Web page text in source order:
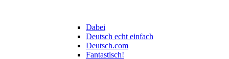
Dabei
Deutsch echt einfach
Deutsch.com
Fantastisch!